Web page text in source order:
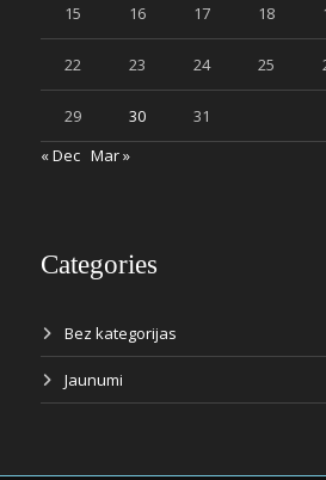
15 16 17 18
22 23 24 25
29 30
31
« Dec Mar »
Categories
Bez kategorijas
Jaunumi